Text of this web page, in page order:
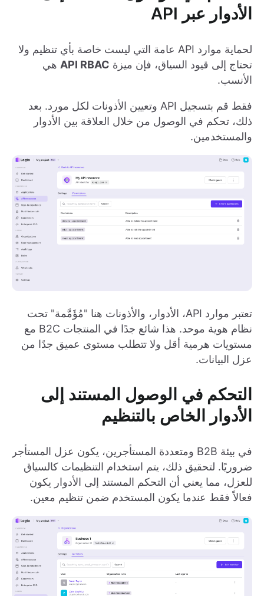
الأدوار عبر API
لحماية موارد API عامة التي ليست خاصة بأي تنظيم ولا
تحتاج إلى قيود السياق، فإن ميزة API RBAC هي
الأنسب.
فقط قم بتسجيل API وتعيين الأذونات لكل مورد. بعد
ذلك، تحكم في الوصول من خلال العلاقة بين الأدوار
والمستخدمين.
تعتبر موارد API، الأدوار، والأذونات هنا "مُؤَمَّمة" تحت
نظام هوية موحد. هذا شائع جدًا في المنتجات B2C مع
مستويات هرمية أقل ولا تتطلب مستوى عميق جدًا من
عزل البيانات.
التحكم في الوصول المستند إلى
الأدوار الخاص بالتنظيم
في بيئة B2B ومتعددة المستأجرين، يكون عزل المستأجر
ضروريًا. لتحقيق ذلك، يتم استخدام التنظيمات كالسياق
للعزل، مما يعني أن التحكم المستند إلى الأدوار يكون
فعالاً فقط عندما يكون المستخدم ضمن تنظيم معين.